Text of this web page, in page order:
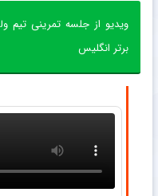
ویدیو از جلسه تمرینی
برتر انگلیس